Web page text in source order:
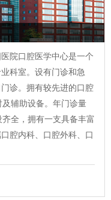
院口腔医学中心是一个
科室。设有门诊和急
诊。拥有较先进的口腔
辅助设备。年门诊量
全，拥有一支具备丰富
腔内科、口腔外科、口